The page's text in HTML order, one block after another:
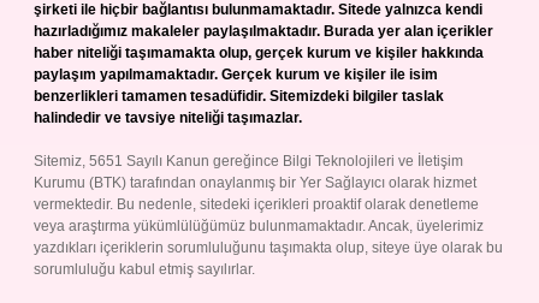
şirketi ile hiçbir bağlantısı bulunmamaktadır. Sitede yalnızca kendi
hazırladığımız makaleler paylaşılmaktadır. Burada yer alan içerikler
haber niteliği taşımamakta olup, gerçek kurum ve kişiler hakkında
paylaşım yapılmamaktadır. Gerçek kurum ve kişiler ile isim
benzerlikleri tamamen tesadüfidir. Sitemizdeki bilgiler taslak
halindedir ve tavsiye niteliği taşımazlar.
Sitemiz, 5651 Sayılı Kanun gereğince Bilgi Teknolojileri ve İletişim
Kurumu (BTK) tarafından onaylanmış bir Yer Sağlayıcı olarak hizmet
vermektedir. Bu nedenle, sitedeki içerikleri proaktif olarak denetleme
veya araştırma yükümlülüğümüz bulunmamaktadır. Ancak, üyelerimiz
yazdıkları içeriklerin sorumluluğunu taşımakta olup, siteye üye olarak bu
sorumluluğu kabul etmiş sayılırlar.